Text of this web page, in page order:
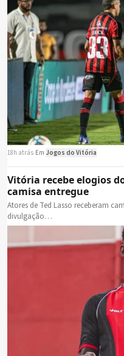
18h atrás Em Jogos do Vitória
Vitória recebe elogios
camisa entregue
Atores de Ted Lasso receberam
divulgação…